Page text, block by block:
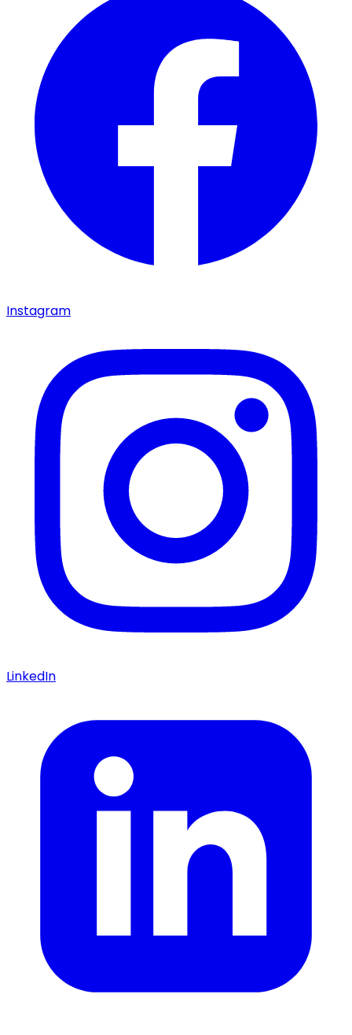
Instagram
LinkedIn